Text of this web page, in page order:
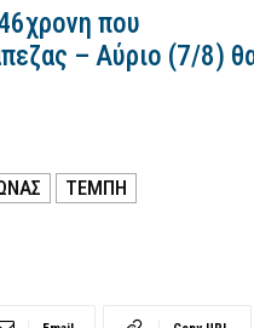
που
– Αύριο (7/8)
ΤΕΜΠΗ